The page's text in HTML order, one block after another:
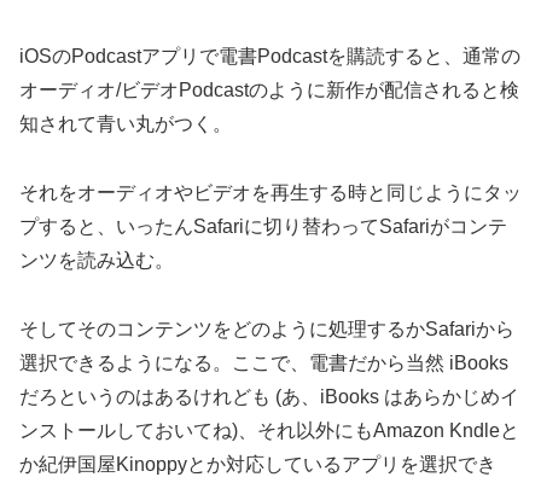
iOSのPodcastアプリで電書Podcastを購読すると、通常の
オーディオ/ビデオPodcastのように新作が配信されると検
知されて青い丸がつく。
それをオーディオやビデオを再生する時と同じようにタッ
プすると、いったんSafariに切り替わってSafariがコンテ
ンツを読み込む。
そしてそのコンテンツをどのように処理するかSafariから
選択できるようになる。ここで、電書だから当然 iBooks
だろというのはあるけれども (あ、iBooks はあらかじめイ
ンストールしておいてね)、それ以外にもAmazon Kndleと
か紀伊国屋Kinoppyとか対応しているアプリを選択でき